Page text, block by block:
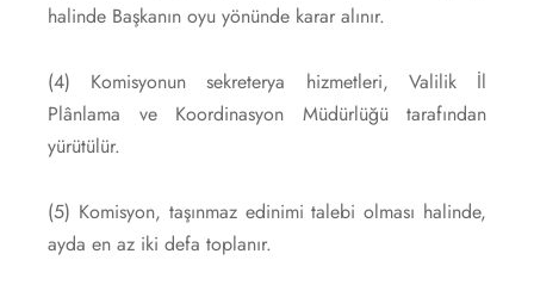
halinde Başkanın oyu yönünde karar alınır.
(4) Komisyonun sekreterya hizmetleri, Valilik İl
Plânlama ve Koordinasyon Müdürlüğü tarafından
yürütülür.
(5) Komisyon, taşınmaz edinimi talebi olması halinde,
ayda en az iki defa toplanır.